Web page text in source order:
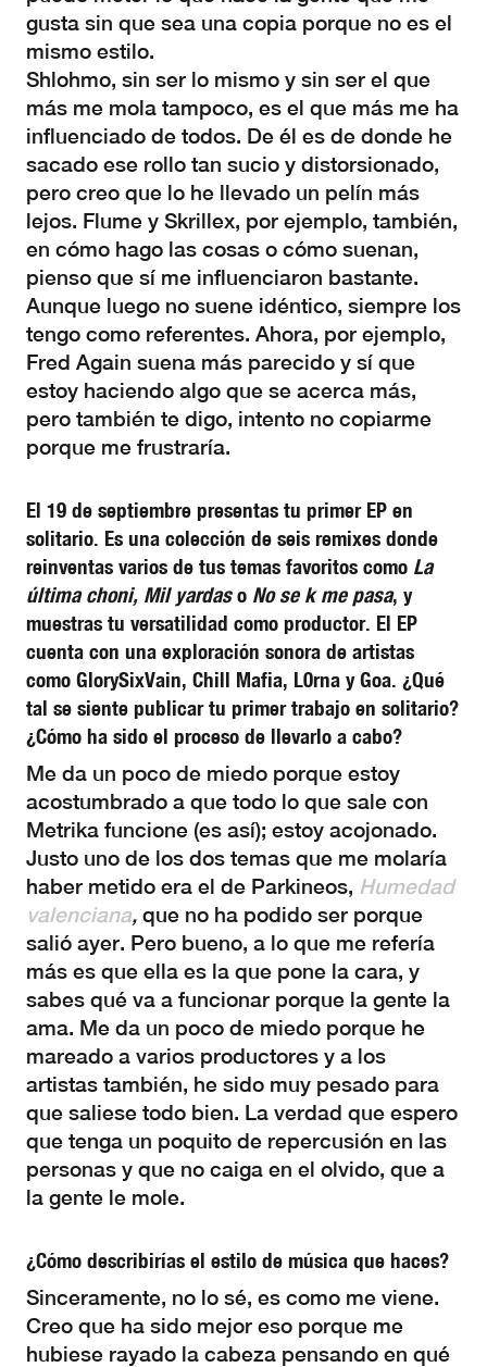
gusta sin que sea una copia porque no es el
mismo estilo.
Shlohmo, sin ser lo mismo y sin ser el que
más me mola tampoco, es el que más me ha
influenciado de todos. De él es de donde he
sacado ese rollo tan sucio y distorsionado,
pero creo que lo he llevado un pelín más
lejos. Flume y Skrillex, por ejemplo, también,
en cómo hago las cosas o cómo suenan,
pienso que sí me influenciaron bastante.
Aunque luego no suene idéntico, siempre los
tengo como referentes. Ahora, por ejemplo,
Fred Again suena más parecido y sí que
estoy haciendo algo que se acerca más,
pero también te digo, intento no copiarme
porque me frustraría.
El 19 de septiembre presentas tu primer EP en
solitario. Es una colección de seis remixes donde
reinventas varios de tus temas favoritos como La
última choni, Mil yardaso No se k me pasa, y
muestras tu versatilidad como productor. El EP
cuenta con una exploración sonora de artistas
como GlorySixVain, Chill Mafia, L0rna y Goa. ¿Qué
tal se siente publicar tu primer trabajo en solitario?
¿Cómo ha sido el proceso de llevarlo a cabo?
Me da un poco de miedo porque estoy
acostumbrado a que todo lo que sale con
Metrika funcione (es así); estoy acojonado.
Justo uno de los dos temas que me molaría
haber metido era el de Parkineos, Humedad
valenciana, que no ha podido ser porque
salió ayer. Pero bueno, a lo que me refería
más es que ella es la que pone la cara, y
sabes qué va a funcionar porque la gente la
ama. Me da un poco de miedo porque he
mareado a varios productores y a los
artistas también, he sido muy pesado para
que saliese todo bien. La verdad que espero
que tenga un poquito de repercusión en las
personas y que no caiga en el olvido, que a
la gente le mole.
¿Cómo describirías el estilo de música que haces?
Sinceramente, no lo sé, es como me viene.
Creo que ha sido mejor eso porque me
hubiese rayado la cabeza pensando en qué